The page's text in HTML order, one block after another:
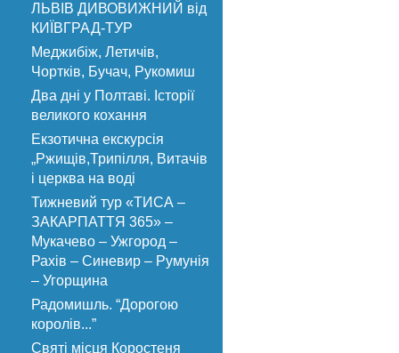
ЛЬВІВ ДИВОВИЖНИЙ від
КИЇВГРАД-ТУР
Меджибіж, Летичів,
Чортків, Бучач, Рукомиш
Два дні у Полтаві. Історії
великого кохання
Екзотична екскурсія
„Ржищів,Трипілля, Витачів
і церква на воді
Тижневий тур «ТИСА –
ЗАКАРПАТТЯ 365» –
Мукачево – Ужгород –
Рахів – Синевир – Румунія
– Угорщина
Радомишль. “Дорогою
королів...”
Святі місця Коростеня